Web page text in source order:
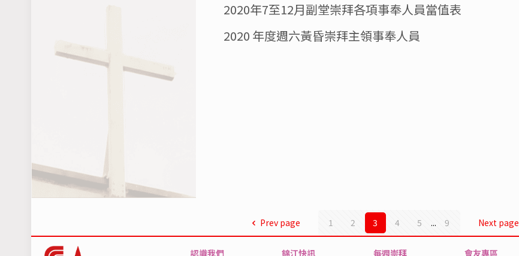
2020年7至12月副堂崇拜各項事奉人員當值表
2020 年度週六黃昏崇拜主領事奉人員
Prev page 1 2 3 4 5 ... 9 Next page
認識我們 錦江快訊 每週崇拜 會友專區